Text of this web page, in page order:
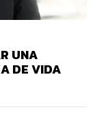
UNA
DE VIDA